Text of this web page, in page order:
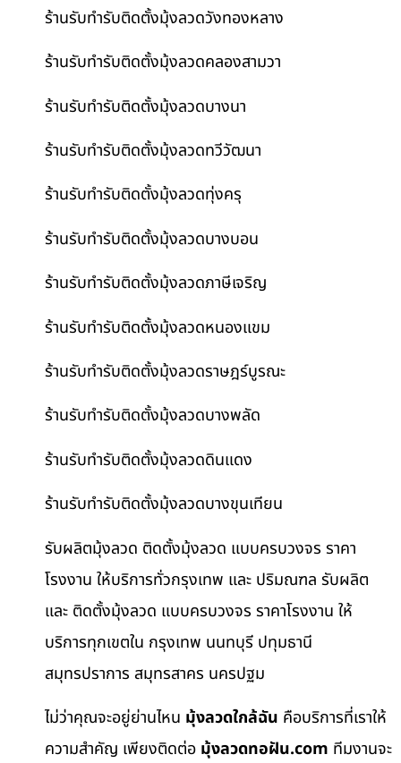
ร้านรับทำรับติดตั้งมุ้งลวดวังทองหลาง
ร้านรับทำรับติดตั้งมุ้งลวดคลองสามวา
ร้านรับทำรับติดตั้งมุ้งลวดบางนา
ร้านรับทำรับติดตั้งมุ้งลวดทวีวัฒนา
ร้านรับทำรับติดตั้งมุ้งลวดทุ่งครุ
ร้านรับทำรับติดตั้งมุ้งลวดบางบอน
ร้านรับทำรับติดตั้งมุ้งลวดภาษีเจริญ
ร้านรับทำรับติดตั้งมุ้งลวดหนองแขม
ร้านรับทำรับติดตั้งมุ้งลวดราษฎร์บูรณะ
ร้านรับทำรับติดตั้งมุ้งลวดบางพลัด
ร้านรับทำรับติดตั้งมุ้งลวดดินแดง
ร้านรับทำรับติดตั้งมุ้งลวดบางขุนเทียน
รับผลิตมุ้งลวด ติดตั้งมุ้งลวด แบบครบวงจร ราคา
โรงงาน ให้บริการทั่วกรุงเทพ และ ปริมณฑล รับผลิต
และ ติดตั้งมุ้งลวด แบบครบวงจร ราคาโรงงาน ให้
บริการทุกเขตใน กรุงเทพ นนทบุรี ปทุมธานี
สมุทรปราการ สมุทรสาคร นครปฐม
ไม่ว่าคุณจะอยู่ย่านไหน มุ้งลวดใกล้ฉัน คือบริการที่เราให้
ความสำคัญ เพียงติดต่อ มุ้งลวดทอฝัน.com ทีมงานจะ